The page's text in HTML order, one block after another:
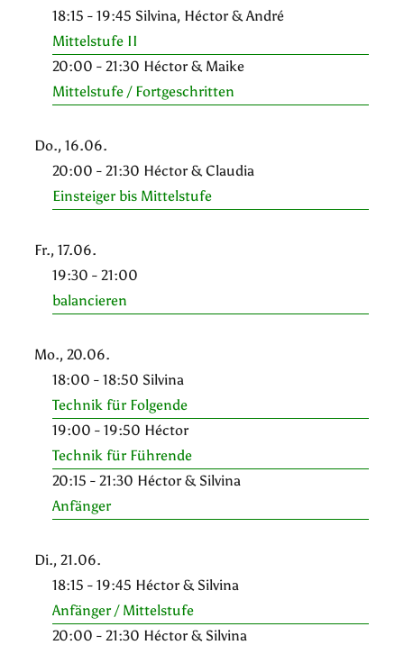
18:15 - 19:45 Silvina, Héctor & André
Mittelstufe II
20:00 - 21:30 Héctor & Maike
Mittelstufe / Fortgeschritten
Do., 16.06.
20:00 - 21:30 Héctor & Claudia
Einsteiger bis Mittelstufe
Fr., 17.06.
19:30 - 21:00
balancieren
Mo., 20.06.
18:00 - 18:50 Silvina
Technik für Folgende
19:00 - 19:50 Héctor
Technik für Führende
20:15 - 21:30 Héctor & Silvina
Anfänger
Di., 21.06.
18:15 - 19:45 Héctor & Silvina
Anfänger / Mittelstufe
20:00 - 21:30 Héctor & Silvina